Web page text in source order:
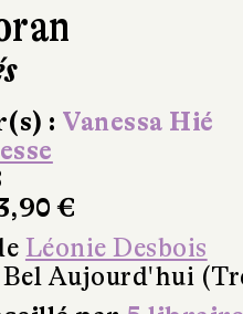
: Vanessa Hié
€
Léonie Desbois
Aujourd'hui